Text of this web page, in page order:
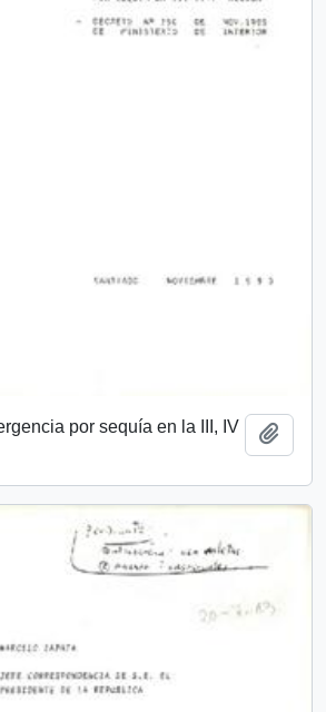
por sequía en la III, IV